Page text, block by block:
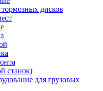
дисков
станок)
для грузовых